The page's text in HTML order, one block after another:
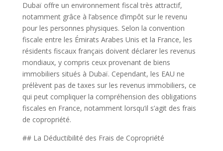
Dubaï offre un environnement fiscal très attractif,
notamment grâce à l’absence d’impôt sur le revenu
pour les personnes physiques. Selon la convention
fiscale entre les Émirats Arabes Unis et la France, les
résidents fiscaux français doivent déclarer les revenus
mondiaux, y compris ceux provenant de biens
immobiliers situés à Dubaï. Cependant, les EAU ne
prélèvent pas de taxes sur les revenus immobiliers, ce
qui peut compliquer la compréhension des obligations
fiscales en France, notamment lorsqu’il s’agit des frais
de copropriété.
## La Déductibilité des Frais de Copropriété